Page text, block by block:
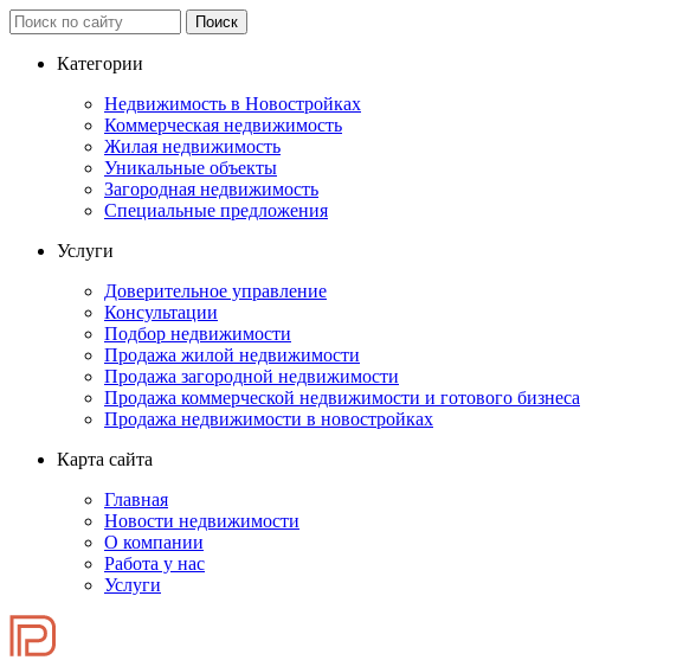
Категории
Недвижимость в Новостройках
Коммерческая недвижимость
Жилая недвижимость
Уникальные объекты
Загородная недвижимость
Специальные предложения
Услуги
Доверительное управление
Консультации
Подбор недвижимости
Продажа жилой недвижимости
Продажа загородной недвижимости
Продажа коммерческой недвижимости и готового бизнеса
Продажа недвижимости в новостройках
Карта сайта
Главная
Новости недвижимости
О компании
Работа у нас
Услуги